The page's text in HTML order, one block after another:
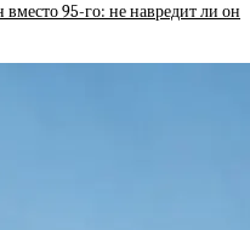
95-го: не навредит ли он